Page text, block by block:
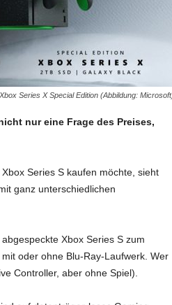
Series X Special Edition (Abbildung:
nur eine Frage des Preises,
Series S kaufen möchte, sieht
ganz unterschiedlichen
Xbox Series S zum
oder ohne Blu-Ray-Laufwerk. Wer
Controller, aber ohne Spiel).